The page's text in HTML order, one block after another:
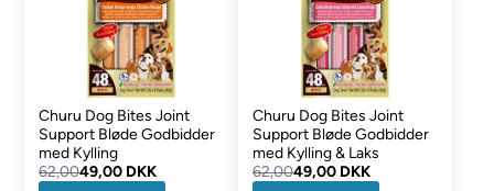
Churu Dog Bites Joint
Support Bløde Godbidder
med Kylling
62,0049,00 DKK
Churu Dog Bites Joint
Support Bløde Godbidder
med Kylling & Laks
62,0049,00 DKK